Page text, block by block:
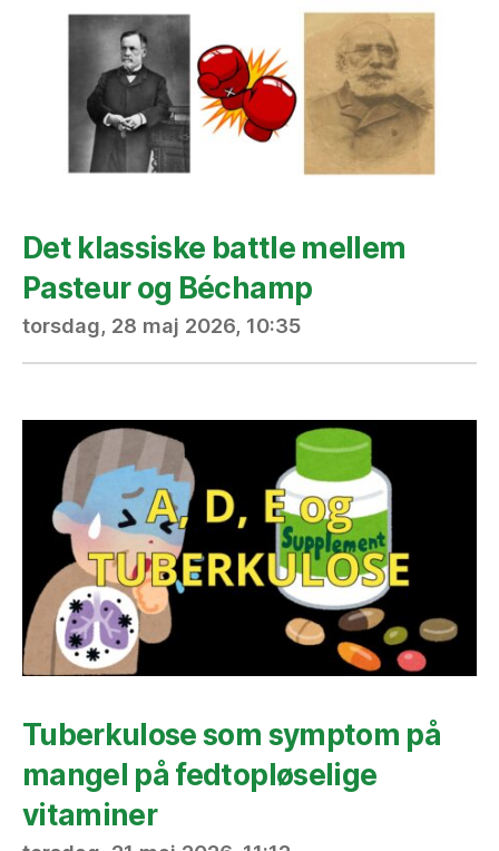
Det klassiske battle mellem
Pasteur og Béchamp
torsdag, 28 maj 2026, 10:35
Tuberkulose som symptom på
mangel på fedtopløselige
vitaminer